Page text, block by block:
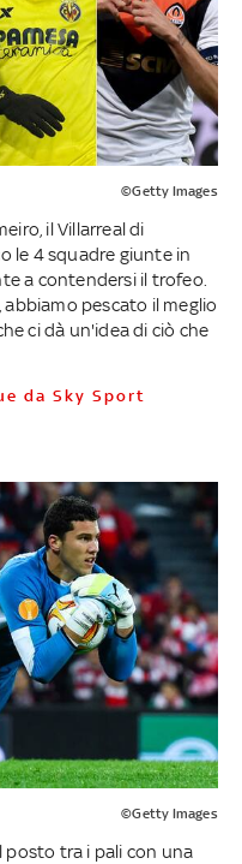
©Getty Images
il Villarreal di
le 4 squadre giunte in
a contendersi il trofeo.
abbiamo pescato il meglio
ci dà un'idea di ciò che
da Sky Sport
©Getty Images
posto tra i pali con una